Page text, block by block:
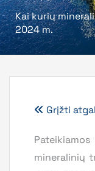
Kai kurių
2024 m.
Grįžti atgal
mineralinių